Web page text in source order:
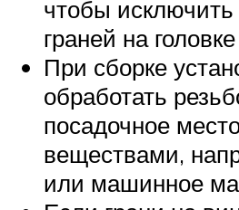
чтобы
граней на головке
При сборке
обработать
посадочное
веществами,
или машинное